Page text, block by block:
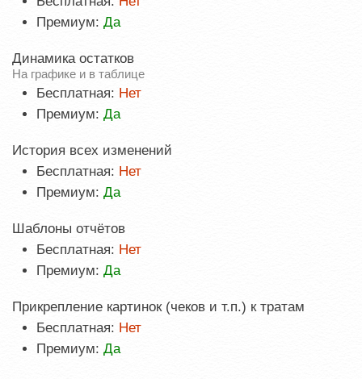
Премиум: Да
Динамика остатков
На графике и в таблице
Бесплатная: Нет
Премиум: Да
История всех изменений
Бесплатная: Нет
Премиум: Да
Шаблоны отчётов
Бесплатная: Нет
Премиум: Да
Прикрепление картинок (чеков и т.п.) к тратам
Бесплатная: Нет
Премиум: Да